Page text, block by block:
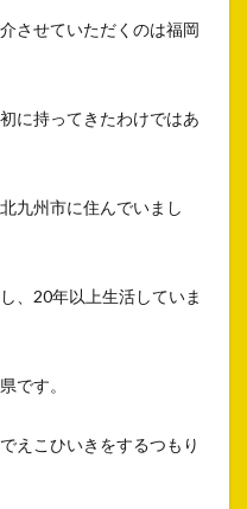
させていただくのは福岡
に持ってきたわけではあ
九州市に住んでいまし
、20年以上生活していま
です。
えこひいきをするつもり